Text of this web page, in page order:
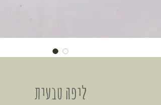
ליפה טבעית